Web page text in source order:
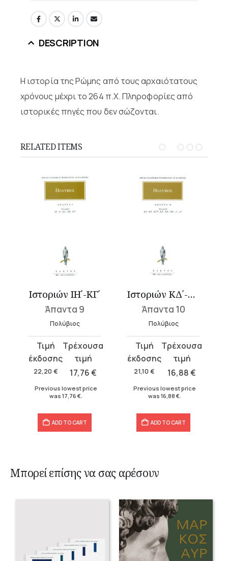
DESCRIPTION
Η ιστορία της Ρώμης από τους αρχαιότατους
χρόνους μέχρι το 264 π.Χ. Πληροφορίες από
ιστορικές πηγές που δεν σώζονται.
RELATED ITEMS
Ιστοριών ΙΗ΄-ΚΓ΄
Άπαντα 9
Πολύβιος
22,20 €
Original
price
was:
17,76€
Current
price
is:
Previous lowest price
was 17,76 €
ADD TO CART
Ιστοριών ΚΔ΄-ΛΑ΄
Άπαντα 10
Πολύβιος
21,10 €
Original
price
was:
16,88€
Current
price
is:
Previous lowest price
was 16,88 €
ADD TO CART
Μπορεί επίσης να σας αρέσουν